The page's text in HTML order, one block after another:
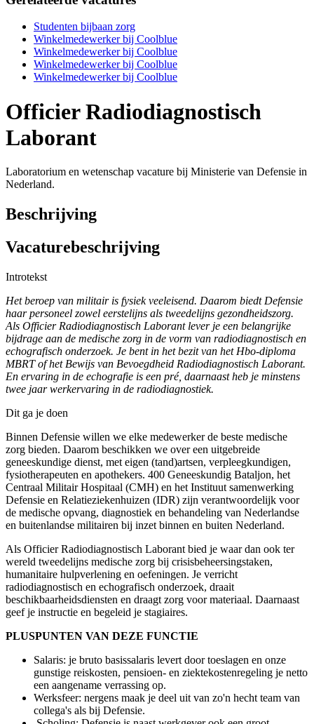
Studenten bijbaan zorg
Winkelmedewerker bij Coolblue
Winkelmedewerker bij Coolblue
Winkelmedewerker bij Coolblue
Winkelmedewerker bij Coolblue
Officier Radiodiagnostisch
Laborant
Laboratorium en wetenschap vacature bij Ministerie van Defensie in
Nederland.
Beschrijving
Vacaturebeschrijving
Introtekst
Het beroep van militair is fysiek veeleisend. Daarom biedt Defensie
haar personeel zowel eerstelijns als tweedelijns gezondheidszorg.
Als Officier Radiodiagnostisch Laborant lever je een belangrijke
bijdrage aan de medische zorg in de vorm van radiodiagnostisch en
echografisch onderzoek. Je bent in het bezit van het Hbo-diploma
MBRT of het Bewijs van Bevoegdheid Radiodiagnostisch Laborant.
En ervaring in de echografie is een pré, daarnaast heb je minstens
twee jaar werkervaring in de radiodiagnostiek.
Dit ga je doen
Binnen Defensie willen we elke medewerker de beste medische
zorg bieden. Daarom beschikken we over een uitgebreide
geneeskundige dienst, met eigen (tand)artsen, verpleegkundigen,
fysiotherapeuten en apothekers. 400 Geneeskundig Bataljon, het
Centraal Militair Hospitaal (CMH) en het Instituut samenwerking
Defensie en Relatieziekenhuizen (IDR) zijn verantwoordelijk voor
de medische opvang, diagnostiek en behandeling van Nederlandse
en buitenlandse militairen bij inzet binnen en buiten Nederland.
Als Officier Radiodiagnostisch Laborant bied je waar dan ook ter
wereld tweedelijns medische zorg bij crisisbeheersingstaken,
humanitaire hulpverlening en oefeningen. Je verricht
radiodiagnostisch en echografisch onderzoek, draait
beschikbaarheidsdiensten en draagt zorg voor materiaal. Daarnaast
geef je instructie en begeleid je stagiaires.
PLUSPUNTEN VAN DEZE FUNCTIE
Salaris: je bruto basissalaris levert door toeslagen en onze
gunstige reiskosten, pensioen- en ziektekostenregeling je netto
een aangename verrassing op.
Werksfeer: nergens maak je deel uit van zo'n hecht team van
collega's als bij Defensie.